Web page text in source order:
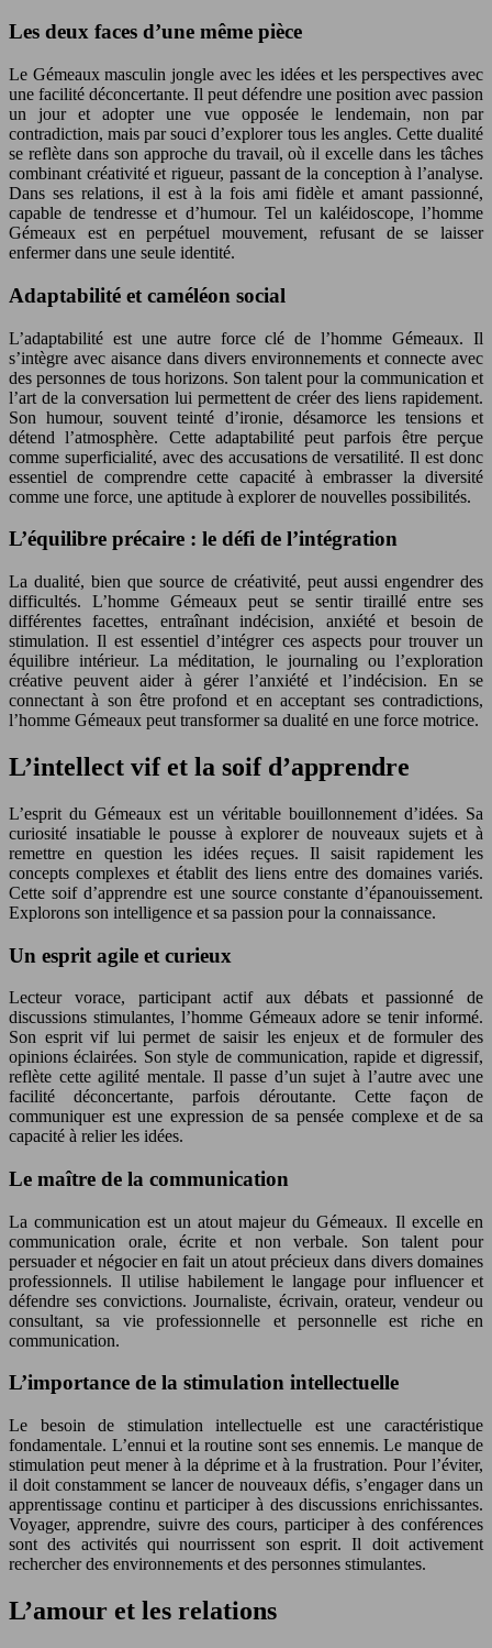
Les deux faces d’une même pièce
Le Gémeaux masculin jongle avec les idées et les perspectives avec
une facilité déconcertante. Il peut défendre une position avec passion
un jour et adopter une vue opposée le lendemain, non par
contradiction, mais par souci d’explorer tous les angles. Cette dualité
se reflète dans son approche du travail, où il excelle dans les tâches
combinant créativité et rigueur, passant de la conception à l’analyse.
Dans ses relations, il est à la fois ami fidèle et amant passionné,
capable de tendresse et d’humour. Tel un kaléidoscope, l’homme
Gémeaux est en perpétuel mouvement, refusant de se laisser
enfermer dans une seule identité.
Adaptabilité et caméléon social
L’adaptabilité est une autre force clé de l’homme Gémeaux. Il
s’intègre avec aisance dans divers environnements et connecte avec
des personnes de tous horizons. Son talent pour la communication et
l’art de la conversation lui permettent de créer des liens rapidement.
Son humour, souvent teinté d’ironie, désamorce les tensions et
détend l’atmosphère. Cette adaptabilité peut parfois être perçue
comme superficialité, avec des accusations de versatilité. Il est donc
essentiel de comprendre cette capacité à embrasser la diversité
comme une force, une aptitude à explorer de nouvelles possibilités.
L’équilibre précaire : le défi de l’intégration
La dualité, bien que source de créativité, peut aussi engendrer des
difficultés. L’homme Gémeaux peut se sentir tiraillé entre ses
différentes facettes, entraînant indécision, anxiété et besoin de
stimulation. Il est essentiel d’intégrer ces aspects pour trouver un
équilibre intérieur. La méditation, le journaling ou l’exploration
créative peuvent aider à gérer l’anxiété et l’indécision. En se
connectant à son être profond et en acceptant ses contradictions,
l’homme Gémeaux peut transformer sa dualité en une force motrice.
L’intellect vif et la soif d’apprendre
L’esprit du Gémeaux est un véritable bouillonnement d’idées. Sa
curiosité insatiable le pousse à explorer de nouveaux sujets et à
remettre en question les idées reçues. Il saisit rapidement les
concepts complexes et établit des liens entre des domaines variés.
Cette soif d’apprendre est une source constante d’épanouissement.
Explorons son intelligence et sa passion pour la connaissance.
Un esprit agile et curieux
Lecteur vorace, participant actif aux débats et passionné de
discussions stimulantes, l’homme Gémeaux adore se tenir informé.
Son esprit vif lui permet de saisir les enjeux et de formuler des
opinions éclairées. Son style de communication, rapide et digressif,
reflète cette agilité mentale. Il passe d’un sujet à l’autre avec une
facilité déconcertante, parfois déroutante. Cette façon de
communiquer est une expression de sa pensée complexe et de sa
capacité à relier les idées.
Le maître de la communication
La communication est un atout majeur du Gémeaux. Il excelle en
communication orale, écrite et non verbale. Son talent pour
persuader et négocier en fait un atout précieux dans divers domaines
professionnels. Il utilise habilement le langage pour influencer et
défendre ses convictions. Journaliste, écrivain, orateur, vendeur ou
consultant, sa vie professionnelle et personnelle est riche en
communication.
L’importance de la stimulation intellectuelle
Le besoin de stimulation intellectuelle est une caractéristique
fondamentale. L’ennui et la routine sont ses ennemis. Le manque de
stimulation peut mener à la déprime et à la frustration. Pour l’éviter,
il doit constamment se lancer de nouveaux défis, s’engager dans un
apprentissage continu et participer à des discussions enrichissantes.
Voyager, apprendre, suivre des cours, participer à des conférences
sont des activités qui nourrissent son esprit. Il doit activement
rechercher des environnements et des personnes stimulantes.
L’amour et les relations